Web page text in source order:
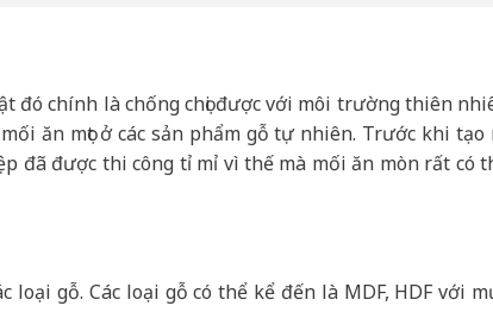
đó chính là chống chọi được với môi trường thiên
ăn mọt ở các sản phẩm gỗ tự nhiên. Trước khi tạo
đã được thi công tỉ mỉ vì thế mà mối ăn mòn rất có
loại gỗ. Các loại gỗ có thể kể đến là MDF, HDF với